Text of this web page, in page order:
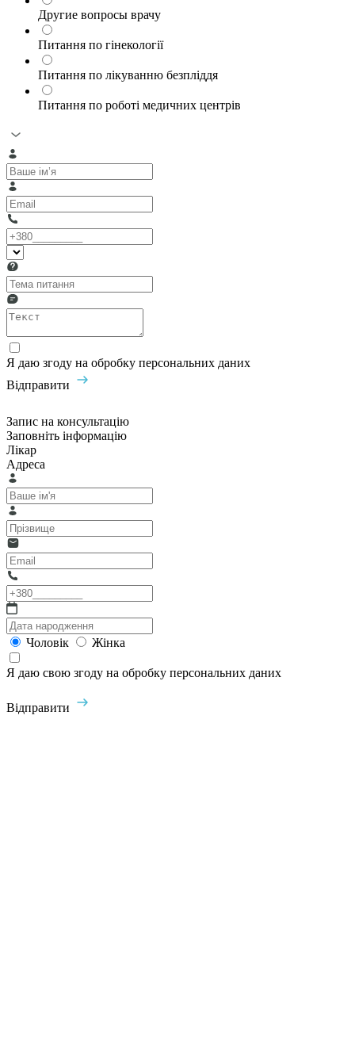
Другие вопросы врачу
Питання по гінекології
Питання по лікуванню безпліддя
Питання по роботі медичних центрів
Я даю згоду на обробку персональних даних
Відправити
Запис на консультацію
Заповніть інформацію
Лікар
Адреса
Чоловік Жінка
Я даю свою згоду на обробку персональних даних
Відправити